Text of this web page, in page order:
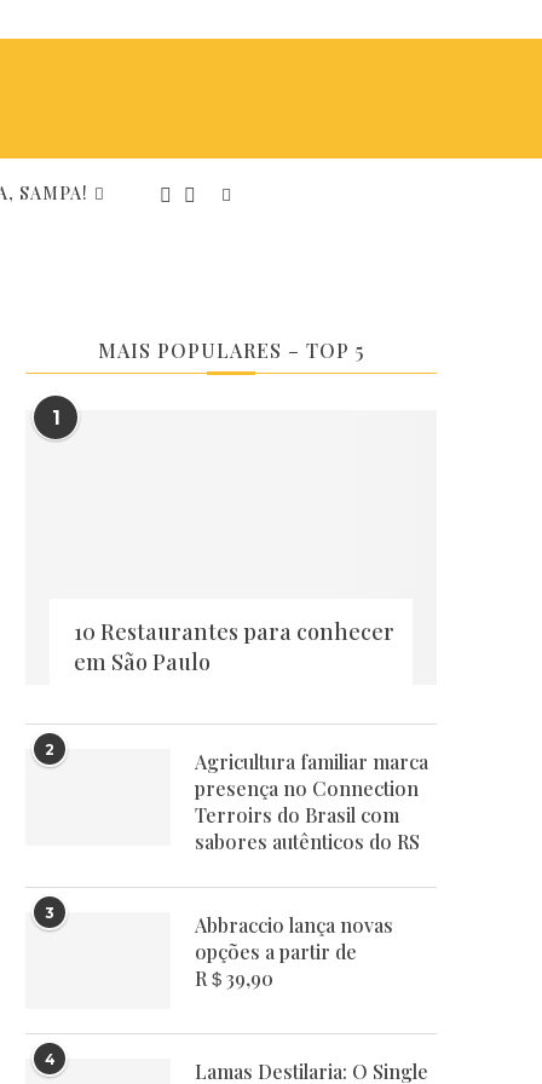
SAMPA!
MAIS POPULARES – TOP 5
1
10 Restaurantes para conhecer
em São Paulo
2
Agricultura familiar marca
presença no Connection
Terroirs do Brasil com
sabores autênticos do RS
3
Abbraccio lança novas
opções a partir de
R＄39,90
4 Lamas Destilaria: O Single